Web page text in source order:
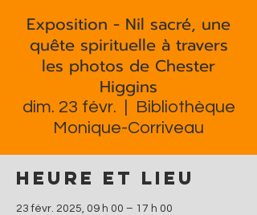
Exposition - Nil sacré, une
quête spirituelle à travers
les photos de Chester
Higgins
dim. 23 févr.
Bibliothèque
Monique-Corriveau
Heure et lieu
23 févr. 2025, 09 h 00 – 17 h 00